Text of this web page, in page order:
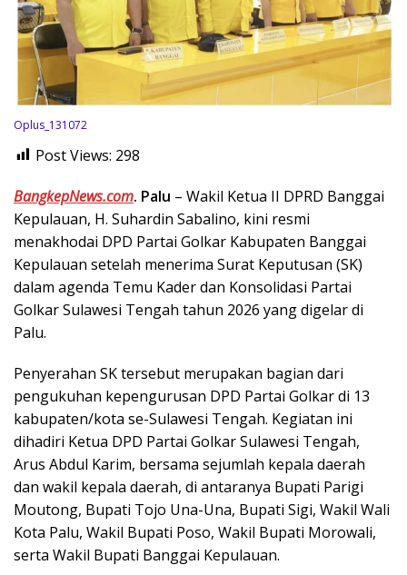
Oplus_131072
Post Views: 298
BangkepNews.com. Palu – Wakil Ketua II DPRD Banggai
Kepulauan, H. Suhardin Sabalino, kini resmi
menakhodai DPD Partai Golkar Kabupaten Banggai
Kepulauan setelah menerima Surat Keputusan (SK)
dalam agenda Temu Kader dan Konsolidasi Partai
Golkar Sulawesi Tengah tahun 2026 yang digelar di
Palu.
Penyerahan SK tersebut merupakan bagian dari
pengukuhan kepengurusan DPD Partai Golkar di 13
kabupaten/kota se-Sulawesi Tengah. Kegiatan ini
dihadiri Ketua DPD Partai Golkar Sulawesi Tengah,
Arus Abdul Karim, bersama sejumlah kepala daerah
dan wakil kepala daerah, di antaranya Bupati Parigi
Moutong, Bupati Tojo Una-Una, Bupati Sigi, Wakil Wali
Kota Palu, Wakil Bupati Poso, Wakil Bupati Morowali,
serta Wakil Bupati Banggai Kepulauan.